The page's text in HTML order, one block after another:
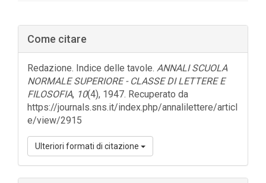
Barra
laterale
dell'articolo
Come citare
Redazione. Indice delle tavole. ANNALI SCUOLA
NORMALE SUPERIORE - CLASSE DI LETTERE E
FILOSOFIA, 10(4), 1947. Recuperato da
https://journals.sns.it/index.php/annalilettere/articl
e/view/2915
Ulteriori formati di citazione